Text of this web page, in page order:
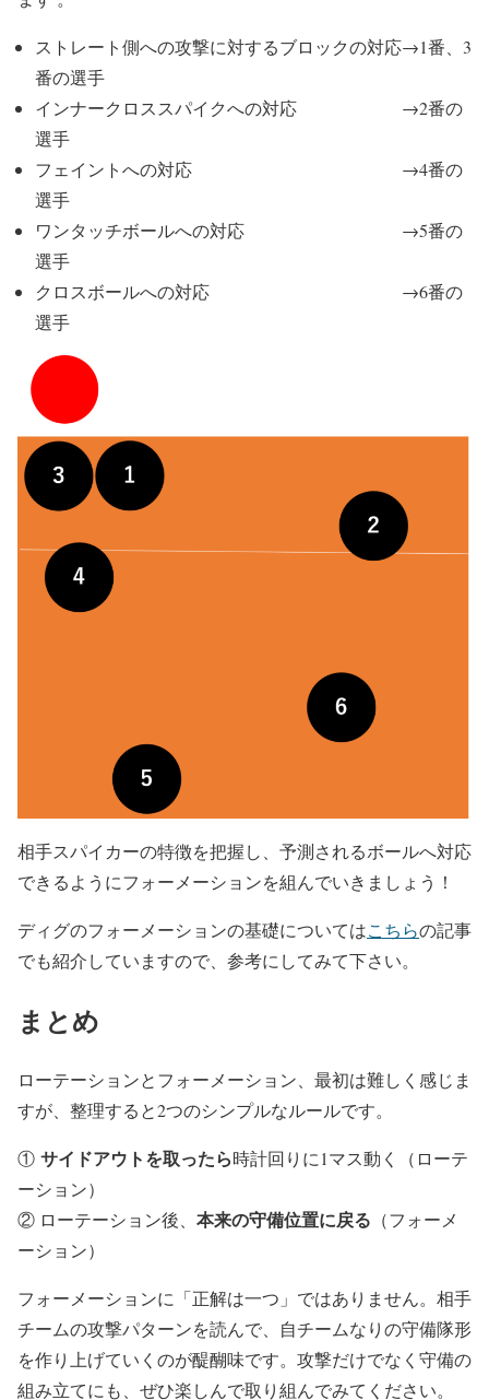
ストレート側への攻撃に対するブロックの対応→1番、3
番の選手
インナークロススパイクへの対応 →2番の
選手
フェイントへの対応 →4番の
選手
ワンタッチボールへの対応 →5番の
選手
クロスボールへの対応 →6番の
選手
相手スパイカーの特徴を把握し、予測されるボールへ対応
できるようにフォーメーションを組んでいきましょう！
ディグのフォーメーションの基礎についてはこちらの記事
でも紹介していますので、参考にしてみて下さい。
まとめ
ローテーションとフォーメーション、最初は難しく感じま
すが、整理すると2つのシンプルなルールです。
① サイドアウトを取ったら時計回りに1マス動く（ローテ
ーション）
② ローテーション後、 本来の守備位置に戻る （フォーメ
ーション）
フォーメーションに「正解は一つ」ではありません。相手
チームの攻撃パターンを読んで、自チームなりの守備隊形
を作り上げていくのが醍醐味です。攻撃だけでなく守備の
組み立てにも、ぜひ楽しんで取り組んでみてください。